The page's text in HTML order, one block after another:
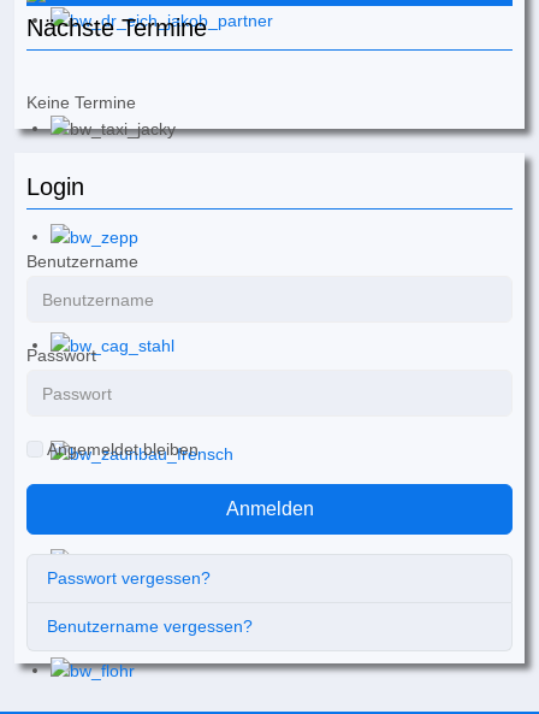
Nächste Termine
Keine Termine
Login
Benutzername
Passwort
Angemeldet bleiben
Anmelden
Passwort vergessen?
Benutzername vergessen?